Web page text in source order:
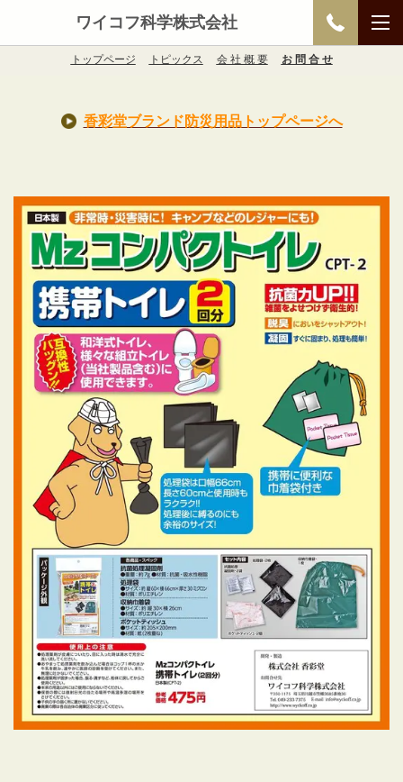
ワイコフ科学株式会社
トップページ トピックス 会 社 概 要 お 問 合 せ
香彩堂ブランド防災用品トップページへ